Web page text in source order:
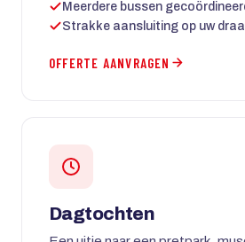
Meerdere bussen
Strakke aansluiting op uw
OFFERTE AANVRAGEN
Dagtochten